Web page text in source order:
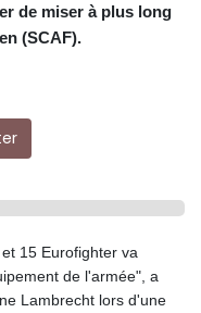
de miser à plus long
(SCAF).
15 Eurofighter va
de l'armée", a
Lambrecht lors d'une